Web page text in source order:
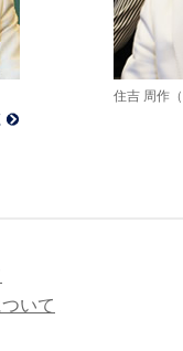
住吉 周作
いて